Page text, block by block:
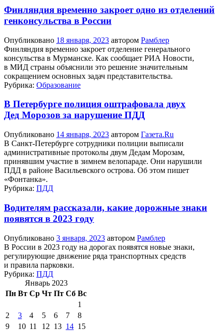
Финляндия временно закроет одно из отделений
генконсульства в России
Опубликовано 18 января, 2023 автором Рамблер
Финляндия временно закроет отделение генерального
консульства в Мурманске. Как сообщает РИА Новости,
в МИД страны объяснили это решение значительным
сокращением основных задач представительства.
Рубрика: Образование
В Петербурге полиция оштрафовала двух
Дед Морозов за нарушение ПДД
Опубликовано 14 января, 2023 автором Газета.Ru
В Санкт-Петербурге сотрудники полиции выписали
административные протоколы двум Дедам Морозам,
принявшим участие в зимнем велопараде. Они нарушили
ПДД в районе Васильевского острова. Об этом пишет
«Фонтанка».
Рубрика: ПДД
Водителям рассказали, какие дорожные знаки
появятся в 2023 году
Опубликовано 3 января, 2023 автором Рамблер
В России в 2023 году на дорогах появятся новые знаки,
регулирующие движение ряда транспортных средств
и правила парковки.
Рубрика: ПДД
Январь 2023
Пн Вт Ср Чт Пт Сб Вс
1
2
3 4 5 6 7
8
9
10 11 12 13 14 15